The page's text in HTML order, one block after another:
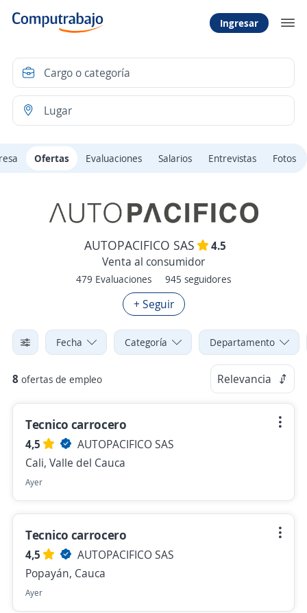
Ingresar
Ofertas Evaluaciones Salarios Entrevistas Fotos
AUTOPACIFICO SAS
4.5
Venta al consumidor
479 Evaluaciones 945 seguidores
+ Seguir
Fecha Categoría Departamento
8 ofertas de empleo Relevancia
Tecnico carrocero
4,5
AUTOPACIFICO SAS
Cali, Valle del Cauca
Ayer
Tecnico carrocero
4,5
AUTOPACIFICO SAS
Popayán, Cauca
Ayer